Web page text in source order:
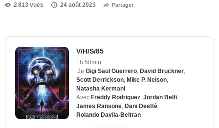
2 813 vues 24 août 2023 Partager
V/H/S/85
1h 50min
De Gigi Saul Guerrero David Bruckner
Scott Derrickson Mike P. Nelson
Natasha Kermani
Avec Freddy Rodriguez Jordan Belfi
James Ransone Dani Deetté
Rolando Davila-Beltran